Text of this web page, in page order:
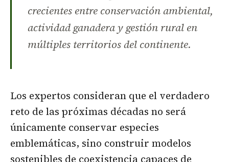
crecientes entre conservación ambiental,
actividad ganadera y gestión rural en
múltiples territorios del continente.
Los expertos consideran que el verdadero
reto de las próximas décadas no será
únicamente conservar especies
emblemáticas, sino construir modelos
sostenibles de coexistencia capaces de